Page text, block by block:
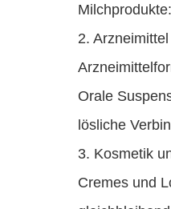
2. Arzneimittel
Orale
lösliche
3. Kosmetik
Cremes und